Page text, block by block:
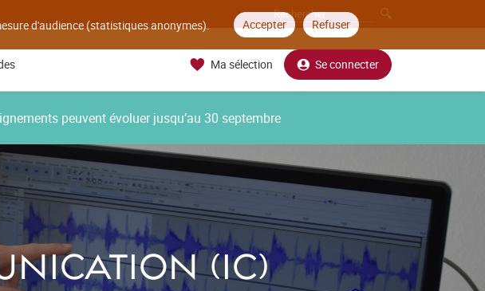
d'audience (statistiques anonymes). Accepter Refuser
Ma sélection Se connecter
peuvent évoluer jusqu’au 30 septembre
(IC)